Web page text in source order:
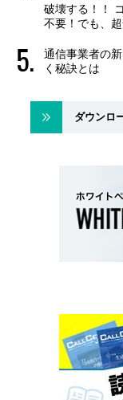
破壊する！！
不要！でも、
通信事業者の
く秘訣とは
ダウンロ